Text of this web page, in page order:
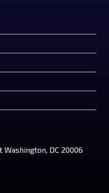
DC 20006